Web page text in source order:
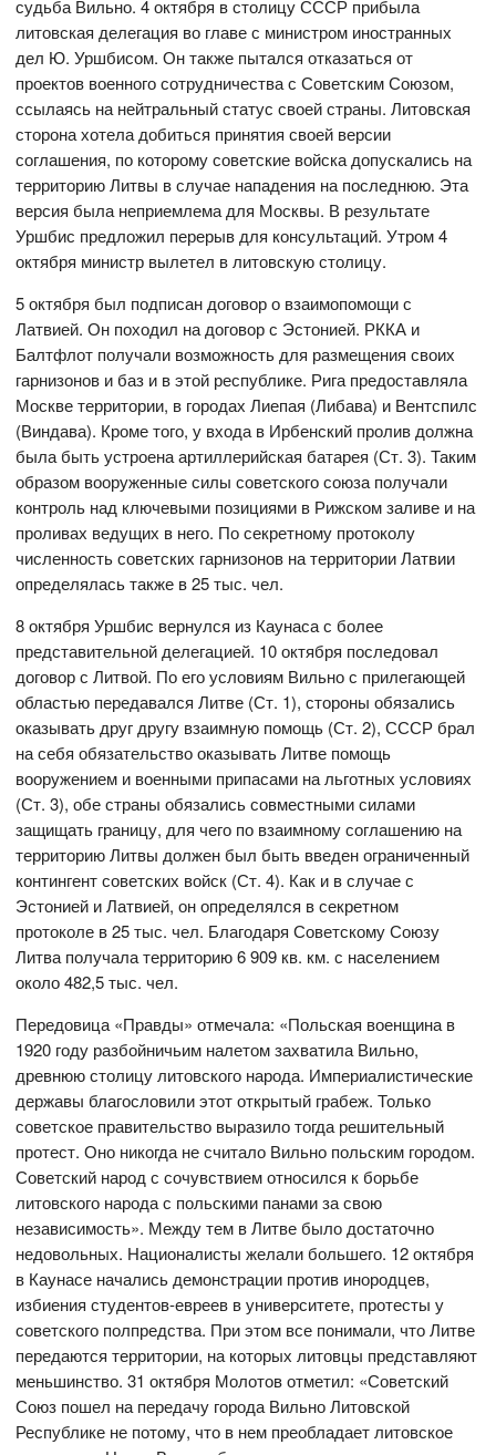
судьба Вильно. 4 октября в столицу СССР прибыла
литовская делегация во главе с министром иностранных
дел Ю. Уршбисом. Он также пытался отказаться от
проектов военного сотрудничества с Советским Союзом,
ссылаясь на нейтральный статус своей страны. Литовская
сторона хотела добиться принятия своей версии
соглашения, по которому советские войска допускались на
территорию Литвы в случае нападения на последнюю. Эта
версия была неприемлема для Москвы. В результате
Уршбис предложил перерыв для консультаций. Утром 4
октября министр вылетел в литовскую столицу.
5 октября был подписан договор о взаимопомощи с
Латвией. Он походил на договор с Эстонией. РККА и
Балтфлот получали возможность для размещения своих
гарнизонов и баз и в этой республике. Рига предоставляла
Москве территории, в городах Лиепая (Либава) и Вентспилс
(Виндава). Кроме того, у входа в Ирбенский пролив должна
была быть устроена артиллерийская батарея (Ст. 3). Таким
образом вооруженные силы советского союза получали
контроль над ключевыми позициями в Рижском заливе и на
проливах ведущих в него. По секретному протоколу
численность советских гарнизонов на территории Латвии
определялась также в 25 тыс. чел.
8 октября Уршбис вернулся из Каунаса с более
представительной делегацией. 10 октября последовал
договор с Литвой. По его условиям Вильно с прилегающей
областью передавался Литве (Ст. 1), стороны обязались
оказывать друг другу взаимную помощь (Ст. 2), СССР брал
на себя обязательство оказывать Литве помощь
вооружением и военными припасами на льготных условиях
(Ст. 3), обе страны обязались совместными силами
защищать границу, для чего по взаимному соглашению на
территорию Литвы должен был быть введен ограниченный
контингент советских войск (Ст. 4). Как и в случае с
Эстонией и Латвией, он определялся в секретном
протоколе в 25 тыс. чел. Благодаря Советскому Союзу
Литва получала территорию 6 909 кв. км. с населением
около 482,5 тыс. чел.
Передовица «Правды» отмечала: «Польская военщина в
1920 году разбойничьим налетом захватила Вильно,
древнюю столицу литовского народа. Империалистические
державы благословили этот открытый грабеж. Только
советское правительство выразило тогда решительный
протест. Оно никогда не считало Вильно польским городом.
Советский народ с сочувствием относился к борьбе
литовского народа с польскими панами за свою
независимость». Между тем в Литве было достаточно
недовольных. Националисты желали большего. 12 октября
в Каунасе начались демонстрации против инородцев,
избиения студентов-евреев в университете, протесты у
советского полпредства. При этом все понимали, что Литве
передаются территории, на которых литовцы представляют
меньшинство. 31 октября Молотов отметил: «Советский
Союз пошел на передачу города Вильно Литовской
Республике не потому, что в нем преобладает литовское